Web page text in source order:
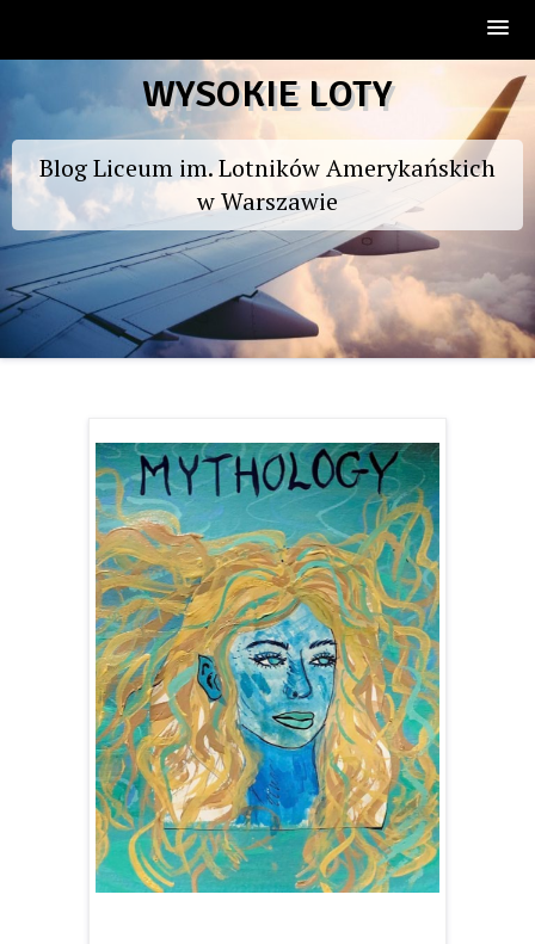
to
WYSOKIE LOTY
Blog Liceum im. Lotników Amerykańskich
w Warszawie